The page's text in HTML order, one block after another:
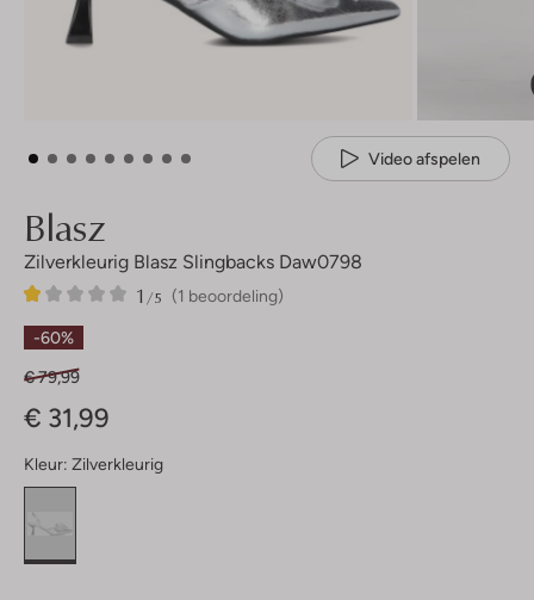
Video afspelen
Blasz
Zilverkleurig Blasz Slingbacks Daw0798
(1 beoordeling)
1 /5
1
1
Ster
-60%
€ 79,99
€ 31,99
Kleur: Zilverkleurig